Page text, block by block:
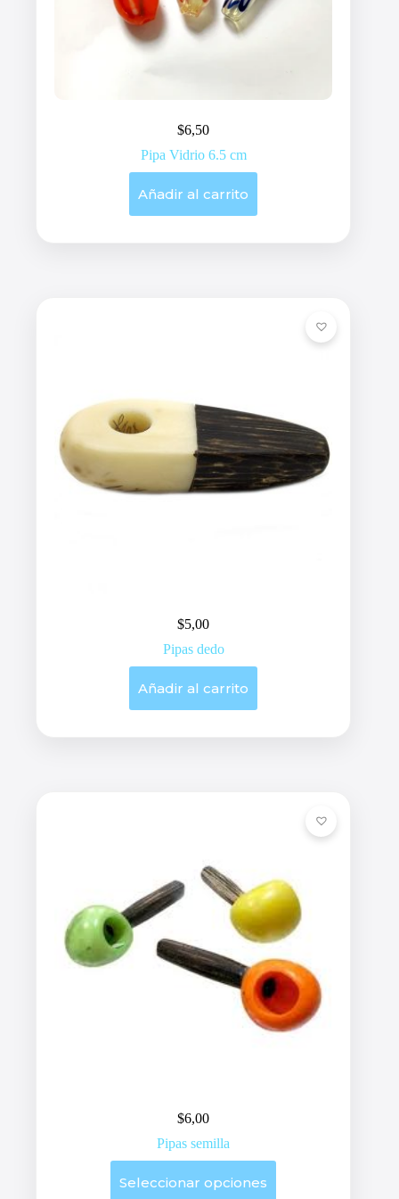
$6,50
Pipa Vidrio 6.5 cm
Añadir al carrito
$5,00
Pipas dedo
Añadir al carrito
$6,00
Pipas semilla
Seleccionar opciones
producto